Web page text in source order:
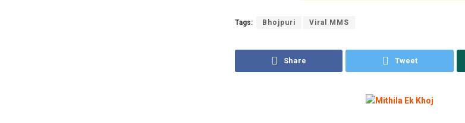
Tags: Bhojpuri Viral MMS
Share Tweet